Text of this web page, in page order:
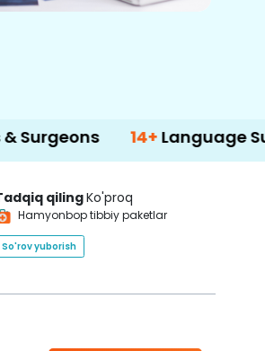
14+Language Support
qilingKo'proq
Hamyonbop tibbiy paketlar
So'rov yuborish